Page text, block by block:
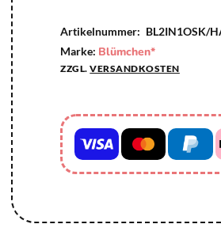
Artikelnummer: BL2IN1OSK/
Marke: Blümchen*
ZZGL.VERSANDKOSTEN